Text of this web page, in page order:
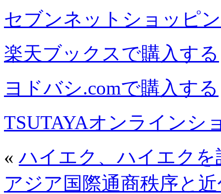
セブンネットショッピ
楽天ブックスで購入する
ヨドバシ.comで購入する
TSUTAYAオンラインシ
«ハイエク、ハイエクを
アジア国際通商秩序と